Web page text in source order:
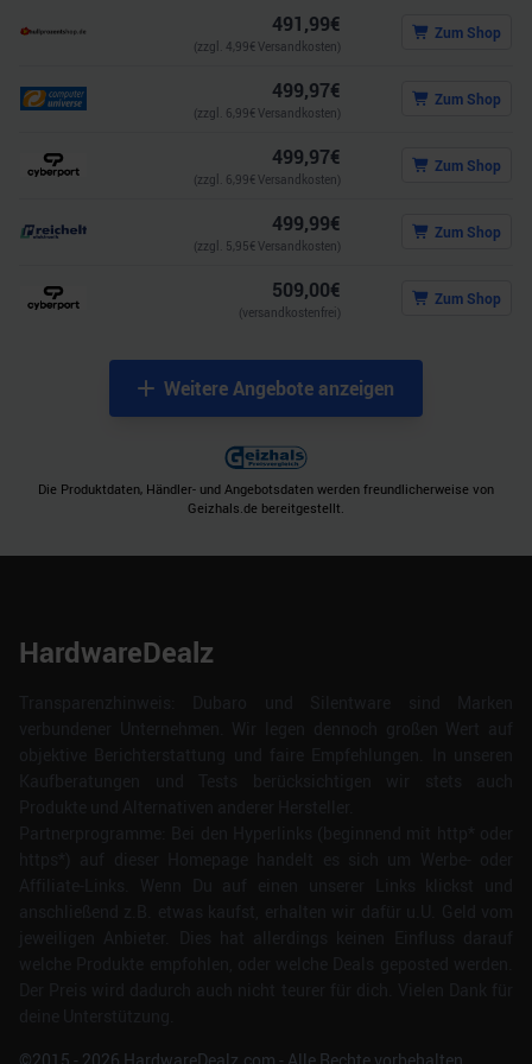
491,99€
(zzgl. 4,99€ Versandkosten)
Zum Shop
499,97€
(zzgl. 6,99€ Versandkosten)
Zum Shop
499,97€
(zzgl. 6,99€ Versandkosten)
Zum Shop
499,99€
(zzgl. 5,95€ Versandkosten)
Zum Shop
509,00€
(versandkostenfrei)
Zum Shop
Weitere Angebote anzeigen
Die Produktdaten, Händler- und Angebotsdaten werden freundlicherweise von
Geizhals.de bereitgestellt.
HardwareDealz